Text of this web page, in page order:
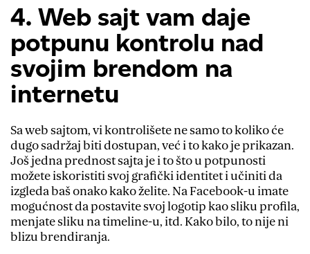
4. Web sajt vam daje
potpunu kontrolu nad
svojim brendom na
internetu
Sa web sajtom, vi kontrolišete ne samo to koliko će
dugo sadržaj biti dostupan, već i to kako je prikazan.
Još jedna prednost sajta je i to što u potpunosti
možete iskoristiti svoj grafički identitet i učiniti da
izgleda baš onako kako želite. Na Facebook-u imate
mogućnost da postavite svoj logotip kao sliku profila,
menjate sliku na timeline-u, itd. Kako bilo, to nije ni
blizu brendiranja.